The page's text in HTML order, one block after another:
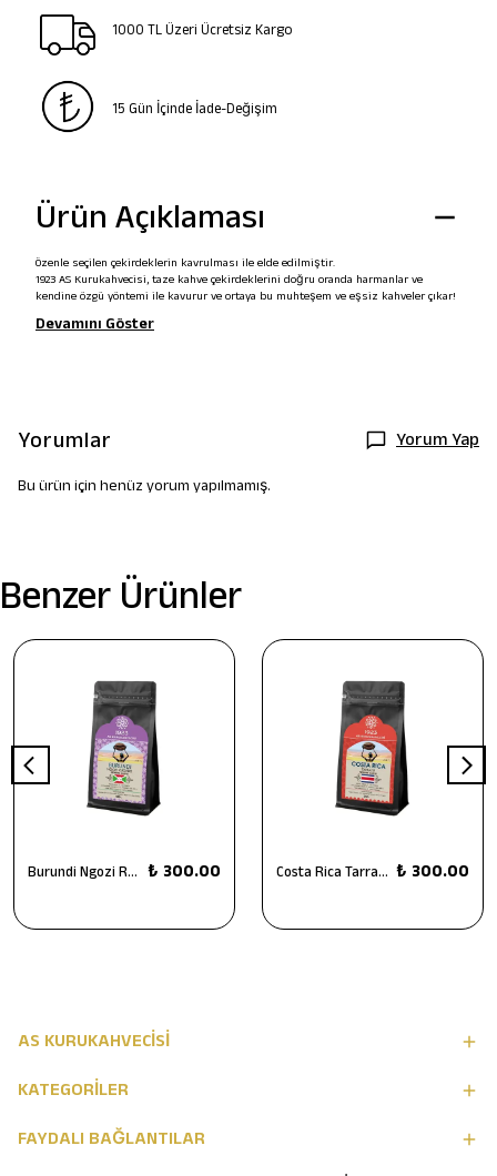
1000 TL Üzeri Ücretsiz Kargo
15 Gün İçinde İade-Değişim
Ürün Açıklaması
Özenle seçilen çekirdeklerin kavrulması ile elde edilmiştir.
1923 AS Kurukahvecisi, taze kahve çekirdeklerini doğru oranda harmanlar ve
kendine özgü yöntemi ile kavurur ve ortaya bu muhteşem ve eşsiz kahveler çıkar!
Devamını Göster
Yorumlar Yorum Yap
Bu ürün için henüz yorum yapılmamış.
Benzer Ürünler
Burundi Ngozi Rugabo Filtre Kahve 250 g ₺ 300.00 Costa Rica Tarrazu Filtre Kahve 250 g ₺ 300.00
AS KURUKAHVECİSİ
KATEGORİLER
FAYDALI BAĞLANTILAR